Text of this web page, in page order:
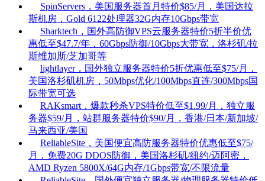
SpinServers，美国服务器首月特价$85/月，美国达拉
斯机房，Gold 6122处理器32G内存10Gbps带宽
Sharktech，国外高防御VPS云服务器特价5折半价优
惠低至$47.7/年，60Gbps防御/10Gbps大带宽，洛杉矶/拉
斯维加斯/芝加哥等
lightlayer，国外独立服务器特价5折优惠低至$75/月，
美国洛杉矶机房，50Mbps优化/100Mbps直连/300Mbps国
际带宽可选
RAKsmart，爆款秒杀VPS特价低至$1.99/月，独立服
务器$59/月，站群服务器特价$90/月，香港/日本/新加坡/
马来西亚/美国
ReliableSite，美国便宜高防服务器特价优惠低至$75/
月，免费20G DDOS防御，美国洛杉矶/纽约/迈阿密，
AMD Ryzen 5800X/64G内存/1Gbps带宽/不限流量